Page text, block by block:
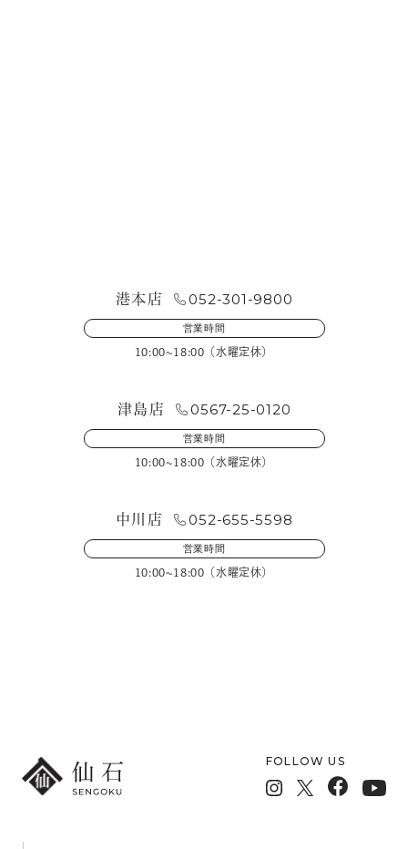
港本店 052-301-9800
営業時間
10:00~18:00（水曜定休）
津島店 0567-25-0120
営業時間
10:00~18:00（水曜定休）
中川店 052-655-5598
営業時間
10:00~18:00（水曜定休）
FOLLOW US